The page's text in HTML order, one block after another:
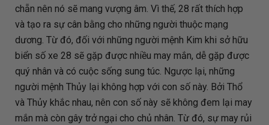
chẵn nên nó sẽ mang vượng âm. Vì thế, 28 rất thích hợp
và tạo ra sự cân bằng cho những người thuộc mạng
dương. Từ đó, đối với những người mệnh Kim khi sở hữu
biển số xe 28 sẽ gặp được nhiều may mắn, dễ gặp được
quý nhân và có cuộc sống sung túc. Ngược lại, những
người mệnh Thủy lại không hợp với con số này. Bởi Thổ
và Thủy khắc nhau, nên con số này sẽ không đem lại may
mắn mà còn gây trở ngại cho chủ nhân. Từ đó, sự may rủi